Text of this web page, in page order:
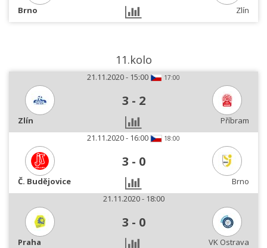
Brno Zlín
11.kolo
21.11.2020 - 15:00 17:00
3 - 2
Zlín
Příbram
21.11.2020 - 16:00
18:00
3 - 0
Č. Budějovice
Brno
21.11.2020 - 18:00
3 - 0
Praha
VK Ostrava